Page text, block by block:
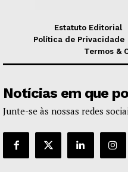
Estatuto Editorial
Política de Privacidade
Termos &
Notícias em que
Junte-se às nossas redes